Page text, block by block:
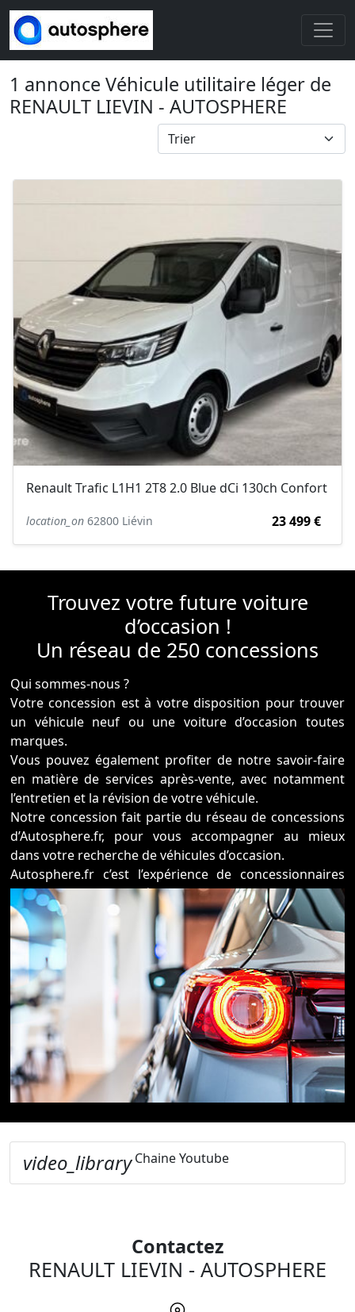
1 annonce Véhicule utilitaire léger de
RENAULT LIEVIN - AUTOSPHERE
Renault Trafic L1H1 2T8 2.0 Blue dCi 130ch Confort
location_on 62800 Liévin 23 499 €
Trouvez votre future voiture
d’occasion !
Un réseau de 250 concessions
Qui sommes-nous ?
Votre concession est à votre disposition pour trouver
un véhicule neuf ou une voiture d’occasion toutes
marques.
Vous pouvez également profiter de notre savoir-faire
en matière de services après-vente, avec notamment
l’entretien et la révision de votre véhicule.
Notre concession fait partie du réseau de concessions
d’Autosphere.fr, pour vous accompagner au mieux
dans votre recherche de véhicules d’occasion.
Autosphere.fr c’est l’expérience de concessionnaires
reconnus parmi un réseau de 250 concessions, avec
plus de 14 000 voitures dans toute la France.
Plus qu’une voiture d’occasion en parfait état et
garantie, Autosphere.fr vous accompagne dans le
financement de votre auto comme dans la reprise de
votre ancien véhicule.
Surtout, nos véhicules révisés et immédiatement
disponibles sont garantis satisfait ou remboursé !
video_libraryChaine Youtube
Contactez
RENAULT LIEVIN - AUTOSPHERE